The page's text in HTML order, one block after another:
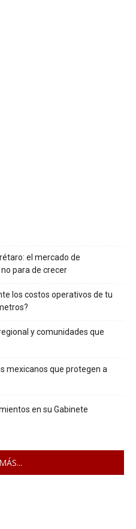
el mercado de
para de crecer
los costos operativos de tu
y comunidades que
mexicanos que protegen a
en su Gabinete